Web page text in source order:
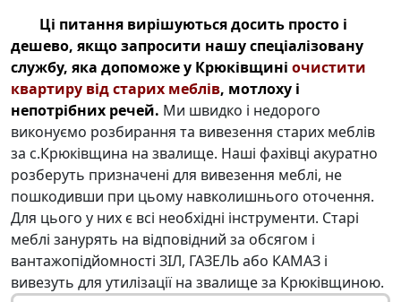
Ці питання вирішуються досить просто і
дешево, якщо запросити нашу спеціалізовану
службу, яка допоможе у Крюківщині очистити
квартиру від старих меблів, мотлоху і
непотрібних речей. Ми швидко і недорого
виконуємо розбирання та вивезення старих меблів
за с.Крюківщина на звалище. Наші фахівці акуратно
розберуть призначені для вивезення меблі, не
пошкодивши при цьому навколишнього оточення.
Для цього у них є всі необхідні інструменти. Старі
меблі занурять на відповідний за обсягом і
вантажопідйомності ЗІЛ, ГАЗЕЛЬ або КАМАЗ і
вивезуть для утилізації на звалище за Крюківщиною.